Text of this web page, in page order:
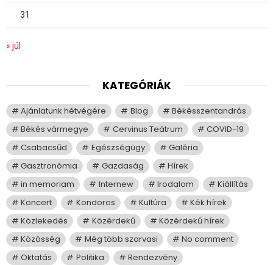
31
« júl
KATEGÓRIÁK
Ajánlatunk hétvégére Blog
Békésszentandrás
Békés vármegye
Cervinus Teátrum
COVID-19
Csabacsűd
Egészségügy
Galéria
Gasztronómia
Gazdaság
Hírek
in memoriam
Internew Irodalom
Kiállítás
Koncert
Kondoros Kultúra
Kék hírek
Közlekedés
Közérdekű
Közérdekű hírek
Közösség
Még több szarvasi
No comment
Oktatás
Politika
Rendezvény